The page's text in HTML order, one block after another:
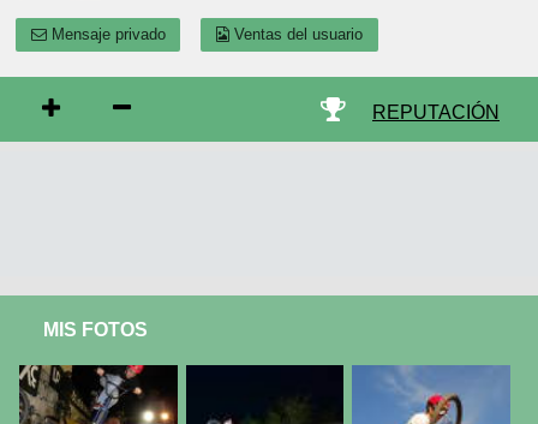
Mensaje privado Ventas del usuario
REPUTACIÓN
MIS FOTOS